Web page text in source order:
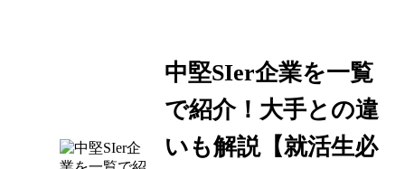
中堅SIer企業を一覧
で紹介！大手との違
いも解説【就活生必